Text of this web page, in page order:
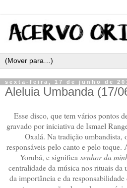
sexta-feira, 17 de junho de
Aleluia Umbanda (17/
Esse disco, que tem vários pontos
gravado por iniciativa de Ismael
Oxalá. Na tradição umbandista,
responsáveis pelo canto e pelo
Yorubá, e significa senhor da
centralidade da música nos rituais da
da importância e da responsabilidade